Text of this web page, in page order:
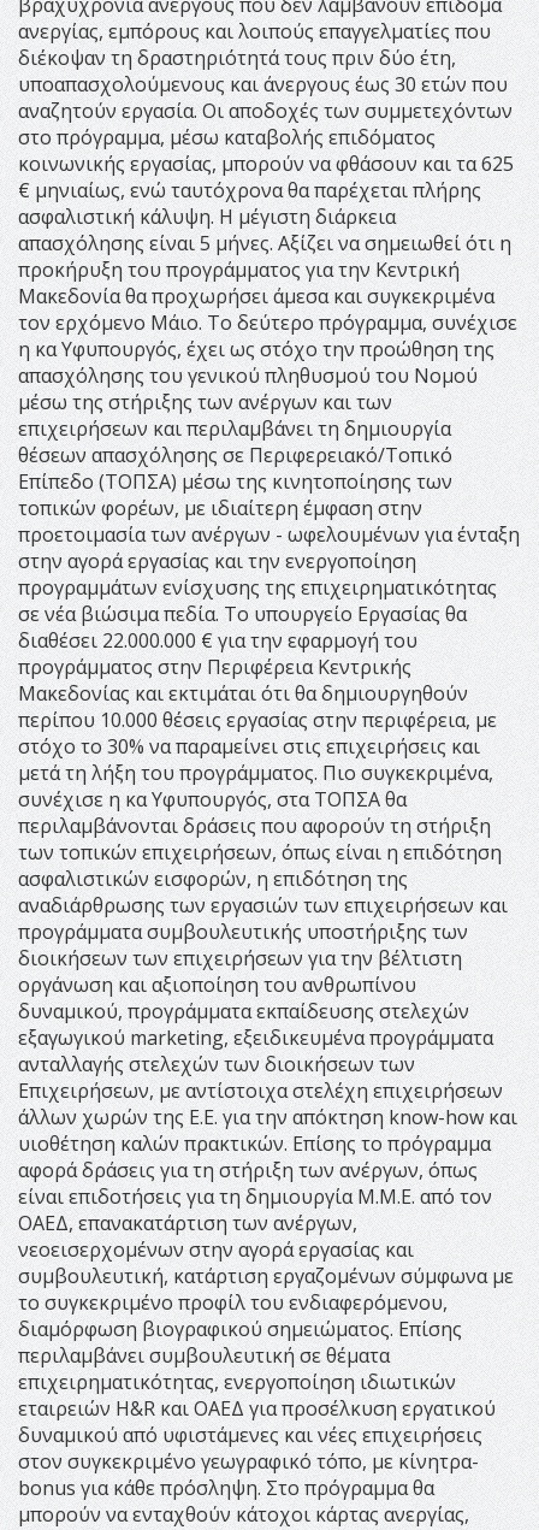
ανεργίας, εμπόρους και λοιπούς επαγγελματίες που
διέκοψαν τη δραστηριότητά τους πριν δύο έτη,
υποαπασχολούμενους και άνεργους έως 30 ετών που
αναζητούν εργασία. Οι αποδοχές των συμμετεχόντων
στο πρόγραμμα, μέσω καταβολής επιδόματος
κοινωνικής εργασίας, μπορούν να φθάσουν και τα 625
€ μηνιαίως, ενώ ταυτόχρονα θα παρέχεται πλήρης
ασφαλιστική κάλυψη. Η μέγιστη διάρκεια
απασχόλησης είναι 5 μήνες. Αξίζει να σημειωθεί ότι η
προκήρυξη του προγράμματος για την Κεντρική
Μακεδονία θα προχωρήσει άμεσα και συγκεκριμένα
τον ερχόμενο Μάιο. Το δεύτερο πρόγραμμα, συνέχισε
η κα Υφυπουργός, έχει ως στόχο την προώθηση της
απασχόλησης του γενικού πληθυσμού του Νομού
μέσω της στήριξης των ανέργων και των
επιχειρήσεων και περιλαμβάνει τη δημιουργία
θέσεων απασχόλησης σε Περιφερειακό/Τοπικό
Επίπεδο (ΤΟΠΣΑ) μέσω της κινητοποίησης των
τοπικών φορέων, με ιδιαίτερη έμφαση στην
προετοιμασία των ανέργων - ωφελουμένων για ένταξη
στην αγορά εργασίας και την ενεργοποίηση
προγραμμάτων ενίσχυσης της επιχειρηματικότητας
σε νέα βιώσιμα πεδία. Το υπουργείο Εργασίας θα
διαθέσει 22.000.000 € για την εφαρμογή του
προγράμματος στην Περιφέρεια Κεντρικής
Μακεδονίας και εκτιμάται ότι θα δημιουργηθούν
περίπου 10.000 θέσεις εργασίας στην περιφέρεια, με
στόχο το 30% να παραμείνει στις επιχειρήσεις και
μετά τη λήξη του προγράμματος. Πιο συγκεκριμένα,
συνέχισε η κα Υφυπουργός, στα ΤΟΠΣΑ θα
περιλαμβάνονται δράσεις που αφορούν τη στήριξη
των τοπικών επιχειρήσεων, όπως είναι η επιδότηση
ασφαλιστικών εισφορών, η επιδότηση της
αναδιάρθρωσης των εργασιών των επιχειρήσεων και
προγράμματα συμβουλευτικής υποστήριξης των
διοικήσεων των επιχειρήσεων για την βέλτιστη
οργάνωση και αξιοποίηση του ανθρωπίνου
δυναμικού, προγράμματα εκπαίδευσης στελεχών
εξαγωγικού marketing, εξειδικευμένα προγράμματα
ανταλλαγής στελεχών των διοικήσεων των
Επιχειρήσεων, με αντίστοιχα στελέχη επιχειρήσεων
άλλων χωρών της Ε.Ε. για την απόκτηση know-how και
υιοθέτηση καλών πρακτικών. Επίσης το πρόγραμμα
αφορά δράσεις για τη στήριξη των ανέργων, όπως
είναι επιδοτήσεις για τη δημιουργία Μ.Μ.Ε. από τον
ΟΑΕΔ, επανακατάρτιση των ανέργων,
νεοεισερχομένων στην αγορά εργασίας και
συμβουλευτική, κατάρτιση εργαζομένων σύμφωνα με
το συγκεκριμένο προφίλ του ενδιαφερόμενου,
διαμόρφωση βιογραφικού σημειώματος. Επίσης
περιλαμβάνει συμβουλευτική σε θέματα
επιχειρηματικότητας, ενεργοποίηση ιδιωτικών
εταιρειών H&R και ΟΑΕΔ για προσέλκυση εργατικού
δυναμικού από υφιστάμενες και νέες επιχειρήσεις
στον συγκεκριμένο γεωγραφικό τόπο, με κίνητρα-
bonus για κάθε πρόσληψη. Στο πρόγραμμα θα
μπορούν να ενταχθούν κάτοχοι κάρτας ανεργίας,